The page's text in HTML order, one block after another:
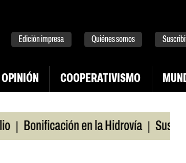
Edición impresa Quiénes somos
OPINIÓN COOPERATIVISMO
Bonificación en la Hidrovía |